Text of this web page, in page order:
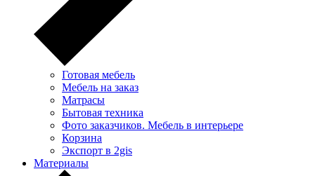
Готовая мебель
Мебель на заказ
Матрасы
Бытовая техника
Фото заказчиков. Мебель в интерьере
Корзина
Экспорт в 2gis
Материалы